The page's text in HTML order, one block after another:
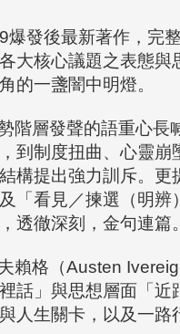
發後最新著作，完
大核心議題之表態與
的一盞闇中明燈。
階層發聲的語重心長
到制度扭曲、心靈崩
構提出強力訓斥。更
「看見／揀選（明辨
透徹深刻，金句連篇
賴格（Austen
話」與思想層面「近
人生關卡，以及一路